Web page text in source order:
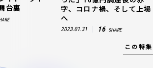
台裏
字、コロナ禍、そして上場
へ
2023.01.31 16 SHARE
この特